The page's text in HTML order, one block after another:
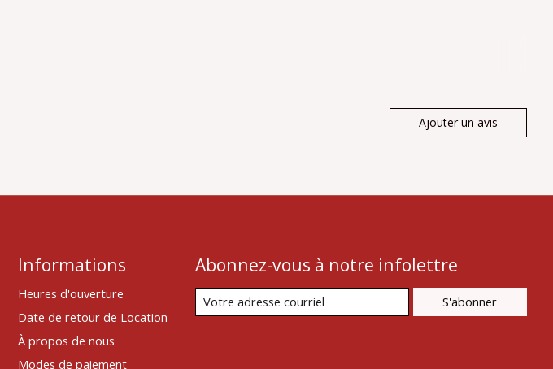
Ajouter un avis
Informations
Heures d'ouverture
Date de retour de Location
À propos de nous
Modes de paiement
Abonnez-vous à notre infolettre
S'abonner